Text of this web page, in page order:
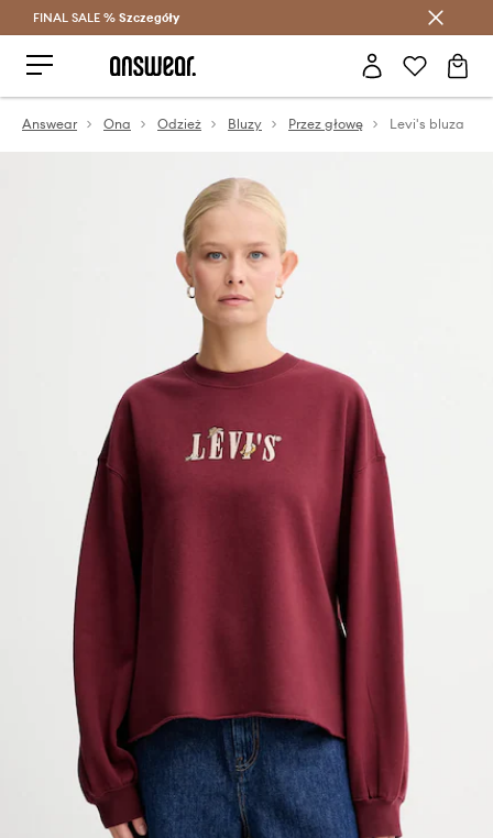
Oszczędzaj z Answear Club >
FINAL SALE % Szczegóły
Answear Ona Odzież Bluzy Przez głowę Levi's bluza